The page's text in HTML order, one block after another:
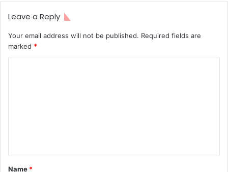
Leave a Reply
Your email address will not be published. Required fields are
marked *
Name *